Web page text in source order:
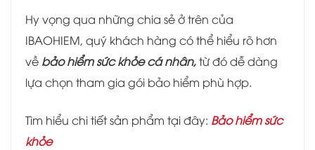
Hy vọng qua những chia sẻ ở trên của
IBAOHIEM, quý khách hàng có thể hiểu rõ hơn
về bảo hiểm sức khỏe cá nhân,từ đó dễ dàng
lựa chọn tham gia gói bảo hiểm phù hợp.
Tìm hiểu chi tiết sản phẩm tại đây: Bảo hiểm sức
khỏe